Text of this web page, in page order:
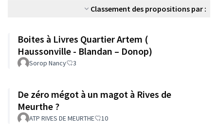
Classement des propositions par :
Boites à Livres Quartier Artem (
Haussonville - Blandan – Donop)
Sorop Nancy 3
De zéro mégot à un magot à Rives de
Meurthe ?
ATP RIVES DE MEURTHE 10